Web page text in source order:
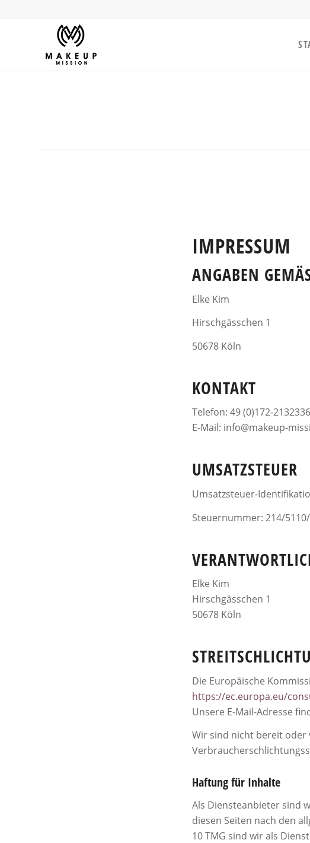
IMPRESSUM
ANGABEN
Elke Kim
Hirschgässchen 1
50678 Köln
KONTAKT
Telefon: 49 (0)172-2132336
E-Mail: info@makeup-
UMSATZSTEUER
Umsatzsteuer-
Steuernummer: 214/
Elke Kim
Hirschgässchen 1
50678 Köln
Die Europäische
https://ec.europa.eu/
Unsere E-Mail-Adresse
Wir sind nicht bereit
Haftung für Inhalte
Als Diensteanbieter sind
diesen Seiten nach den
10 TMG sind wir als